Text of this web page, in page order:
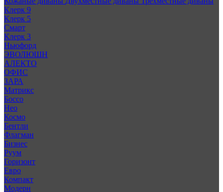
Клерк 9
Клерк 5
Смарт
Клерк 3
Ньюфорд
ЭВОЛЮШН
АЛЕКТО
ОФИС
ЗАРА
Матрикс
Боссо
Нео
Космо
Бентли
Флагман
Бизнес
Руум
Горизонт
Евро
Компакт
Модерн